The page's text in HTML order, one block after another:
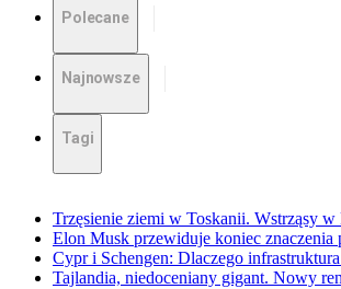
Polecane
Najnowsze
Tagi
Trzęsienie ziemi w Toskanii. Wstrząsy
Elon Musk przewiduje koniec
Cypr i Schengen: Dlaczego
Tajlandia, niedoceniany gigant. Nowy